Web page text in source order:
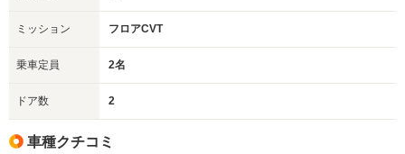
ミッション フロアCVT
乗車定員 2名
ドア数 2
車種クチコミ